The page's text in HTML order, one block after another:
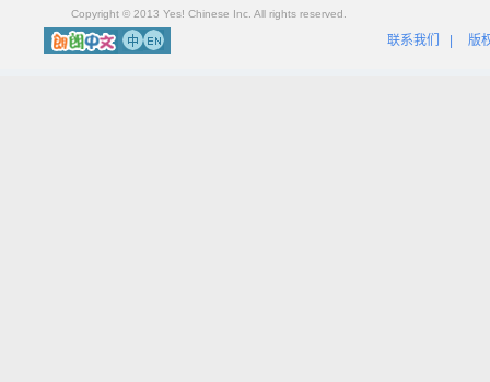
Copyright © 2013 Yes! Chinese Inc. All rights reserved.
联系我们 版